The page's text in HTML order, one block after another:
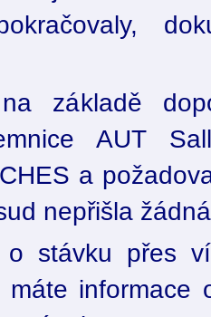
základě
AUT
a
nepřišla
stávku přes
máte